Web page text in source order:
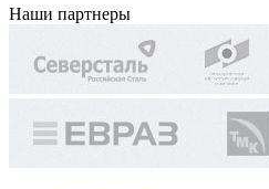
Наши партнеры